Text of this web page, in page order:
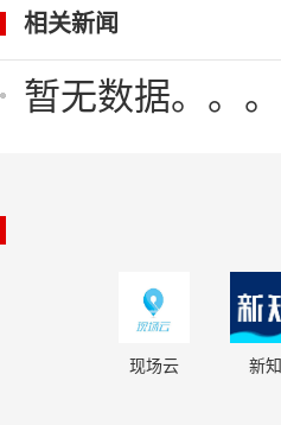
相关新闻
暂无数据。。。
现场云 新知